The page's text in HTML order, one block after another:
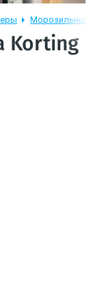
Морозильные
Korting